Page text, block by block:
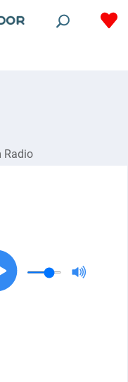
Radio